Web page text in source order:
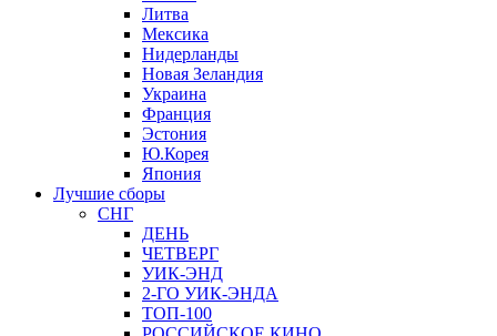
Литва
Мексика
Нидерланды
Новая Зеландия
Украина
Франция
Эстония
Ю.Корея
Япония
Лучшие сборы
СНГ
ДЕНЬ
ЧЕТВЕРГ
УИК-ЭНД
2-ГО УИК-ЭНДА
ТОП-100